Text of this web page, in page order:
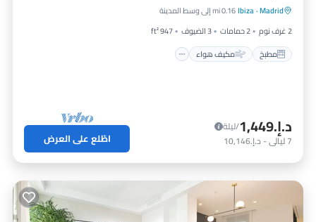
Madrid
·
Ibiza0.16 mi إلى وسط المدينة
2 غرف نوم
2 حمامات 3 الضيوف
947 ft²
مطبخ
مكيف هواء
مناسب للأطفال
د.إ.‏1,449
/ليلة
7ليالي- د.إ.‏10,146 اطّلع على العرض